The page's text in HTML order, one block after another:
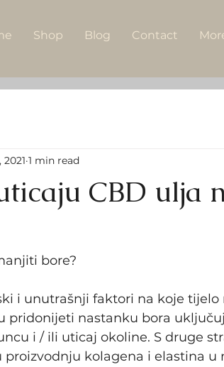
Shop Blog Contact
CBD ulja
2021 1 min read
bore?
i unutrašnji faktori na koje tijelo
pridonijeti nastanku bora
i / ili uticaj okoline. S druge
proizvodnju kolagena i elastina u